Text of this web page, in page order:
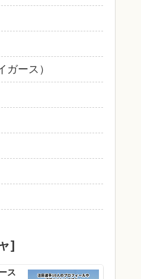
ガース）
]
ス